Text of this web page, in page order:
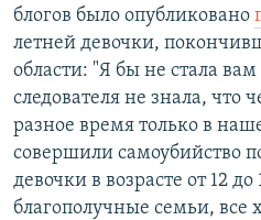
блогов было опубликовано
летней девочки,
области: "Я бы не стала
следователя не знала, что
разное время только в
совершили самоубийство
девочки в возрасте от 12 до
благополучные семьи,